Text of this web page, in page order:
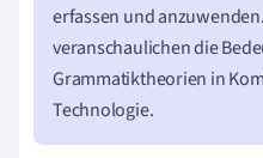
erfassen und
veranschaulichen die
Grammatiktheorien in
Technologie.